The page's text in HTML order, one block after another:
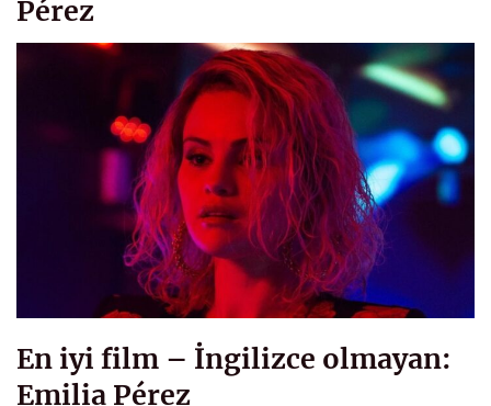
Pérez
En iyi film – İngilizce olmayan:
Emilia Pérez